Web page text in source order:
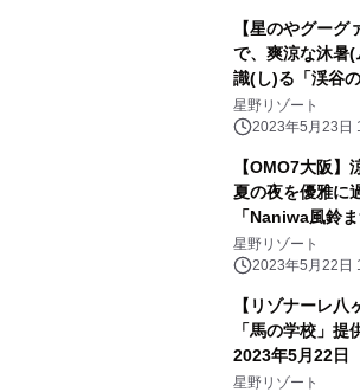
【星のやグー
で、爽涼な沐暑
識(し)る「渓谷
森林散策や川辺
ーグァン)と「つ
日〜8月31日
星野リゾート
2023年5月23日
【OMO7大阪】
夏の夜を優雅に
「Naniwa風鈴
2023年6月1日～
星野リゾート
2023年5月22日
【リゾナーレ八
「馬の学校」提
2023年5月22日
星野リゾート